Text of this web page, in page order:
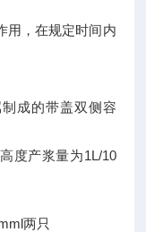
用，在规定时间内
成的带盖双侧容
度产浆量为1L/10
两只